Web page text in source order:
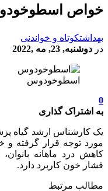
خواص
بهداشتکوتاه و خواندنی
در دوشنبه, 23, مه ,2022
اسطوخودوس
0
به اشتراک گذاری
یک کارشناس ارشد گیاه
مورد توجه قرار گرفته
کاهش درد ماهانه
فشار خون کاربرد دارد.
مطالب مرتبط